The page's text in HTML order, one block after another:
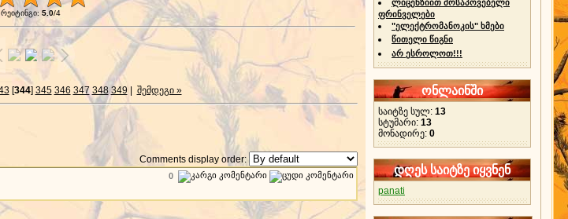
რეიტინგი: 5.0/4
[344] 345 346 347 348 349| შემდეგი »
Comments display order:
0
ლიცენზიით მოსაპოვებელი
ფრინველები
"ელექტრომანოკის" ხმები
წითელი წიგნი
არ ესროლოთ!!!
ონლაინში
საიტზე სულ: 13
სტუმარი: 13
მონადირე: 0
დღეს საიტზე იყვნენ
panati